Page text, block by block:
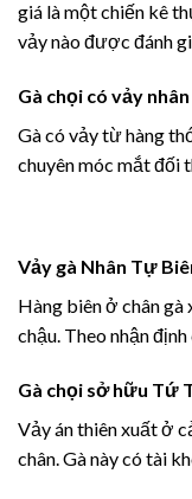
giá là một chiến kê
vảy nào được đánh
Gà chọi có vảy
Gà có vảy từ hàng
chuyên móc mắt đối
Vảy gà Nhân Tự
Hàng biên ở chân
chậu. Theo nhận
Gà chọi sở hữu Tứ
Vảy án thiên xuất ở
chân. Gà này có tài